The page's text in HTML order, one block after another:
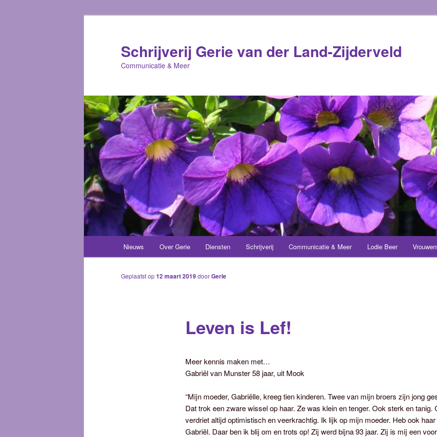
Schrijverij Gerie van der Land-Zijderveld
Communicatie & Meer
Spring
naar
Nieuws Over Gerie Diensten Schrijverij Communicatie & Meer Lodie Beer
Leven is Lef!
Geplaatst op12 maart 2019doorGerie
Meer kennis maken met…
Gabriël van Munster 58 jaar, uit Mook
“Mijn moeder, Gabriëlle, kreeg tien kinderen. Twee van mijn broers zijn jong
Dat trok een zware wissel op haar. Ze was klein en tenger. Ook sterk en tanig.
verdriet altijd optimistisch en veerkrachtig. Ik lijk op mijn moeder. Heb ook
Gabriël. Daar ben ik blij om en trots op! Zij werd bijna 93 jaar. Zij is mij een